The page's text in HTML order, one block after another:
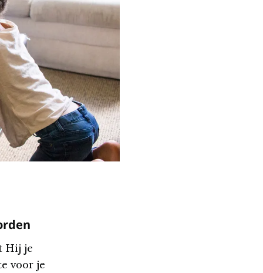
Hij je
voor je